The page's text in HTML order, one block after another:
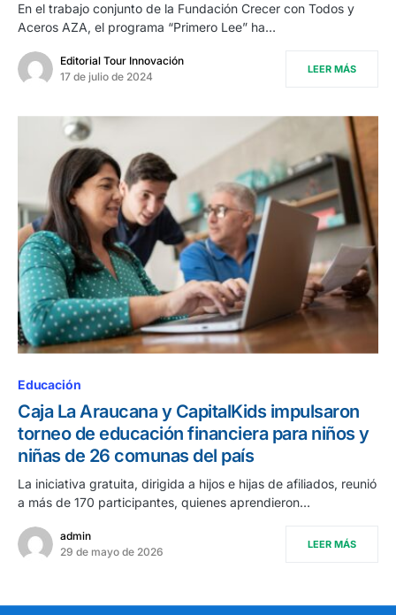
En el trabajo conjunto de la Fundación Crecer con Todos y
Aceros AZA, el programa “Primero Lee” ha…
Editorial Tour Innovación
17 de julio de 2024
LEER MÁS
Educación
Caja La Araucana y CapitalKids impulsaron
torneo de educación financiera para niños y
niñas de 26 comunas del país
La iniciativa gratuita, dirigida a hijos e hijas de afiliados, reunió
a más de 170 participantes, quienes aprendieron…
admin
29 de mayo de 2026
LEER MÁS